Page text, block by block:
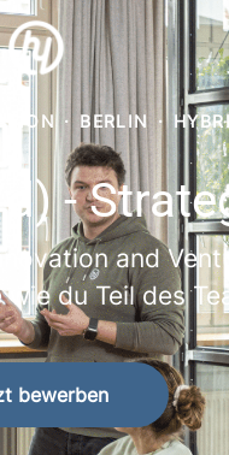
· BERLIN ·
-
and
du Teil des
bewerben